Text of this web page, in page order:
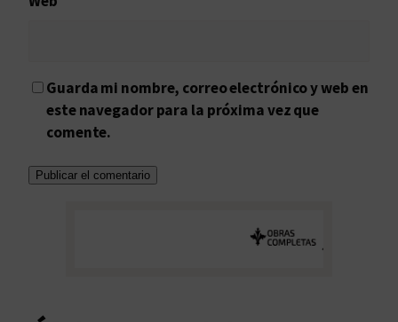
Guarda mi nombre, correo electrónico y web en
este navegador para la próxima vez que
comente.